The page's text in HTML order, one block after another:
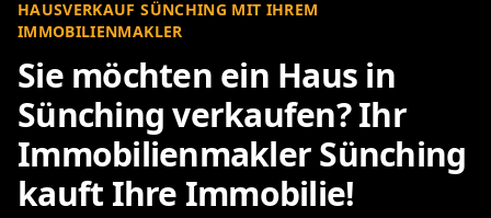
HAUSVERKAUF SÜNCHING MIT IHREM
IMMOBILIENMAKLER
Sie möchten ein Haus in
Sünching verkaufen? Ihr
Immobilienmakler Sünching
kauft Ihre Immobilie!